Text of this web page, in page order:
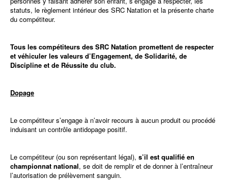
statuts, le règlement intérieur des SRC Natation et la présente charte
du compétiteur.
Tous les compétiteurs des SRC Natation promettent de respecter
et véhiculer les valeurs d’Engagement, de Solidarité, de
Discipline et de Réussite du club.
Dopage
Le compétiteur s’engage à n’avoir recours à aucun produit ou procédé
induisant un contrôle antidopage positif.
Le compétiteur (ou son représentant légal), s’il est qualifié en
championnat national, se doit de remplir et de donner à l’entraîneur
l’autorisation de prélèvement sanguin.